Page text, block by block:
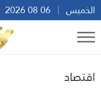
الخميس
12:25
اقتصاد